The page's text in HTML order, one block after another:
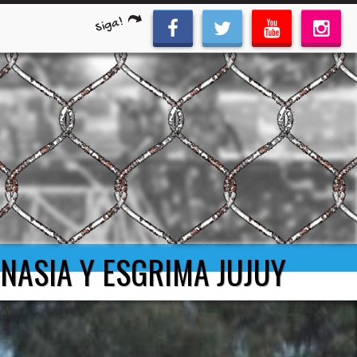
Siga!
Y ESGRIMA JUJUY